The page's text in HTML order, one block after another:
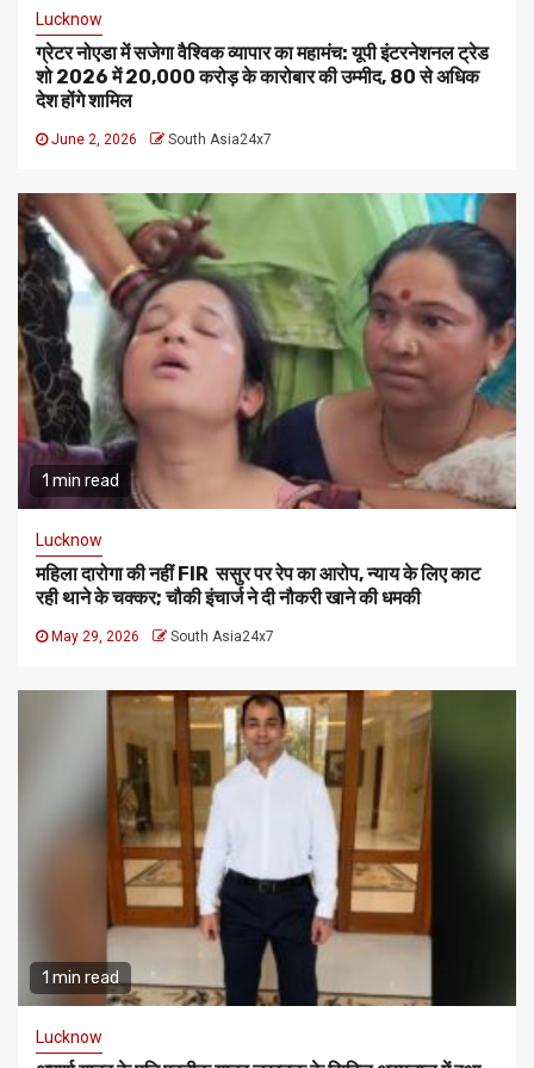
Lucknow
ग्रेटर नोएडा में सजेगा वैश्विक व्यापार का महामंच: यूपी इंटरनेशनल ट्रेड
शो 2026 में ₹20,000 करोड़ के कारोबार की उम्मीद, 80 से अधिक
देश होंगे शामिल
June 2, 2026 South Asia24x7
1 min read
Lucknow
महिला दारोगा की नहीं FIR ससुर पर रेप का आरोप, न्याय के लिए काट
रही थाने के चक्कर; चौकी इंचार्ज ने दी नौकरी खाने की धमकी
May 29, 2026 South Asia24x7
1 min read
Lucknow